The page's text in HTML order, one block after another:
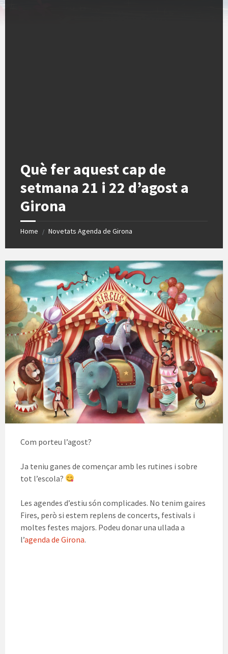
Què fer aquest cap de
setmana 21 i 22 d’agost a
Girona
Home / Novetats Agenda de Girona
Com porteu l’agost?
Ja teniu ganes de començar amb les rutines i sobre
tot l’escola?
Les agendes d’estiu són complicades. No tenim gaires
Fires, però si estem replens de concerts, festivals i
moltes festes majors. Podeu donar una ullada a
l’agenda de Girona.